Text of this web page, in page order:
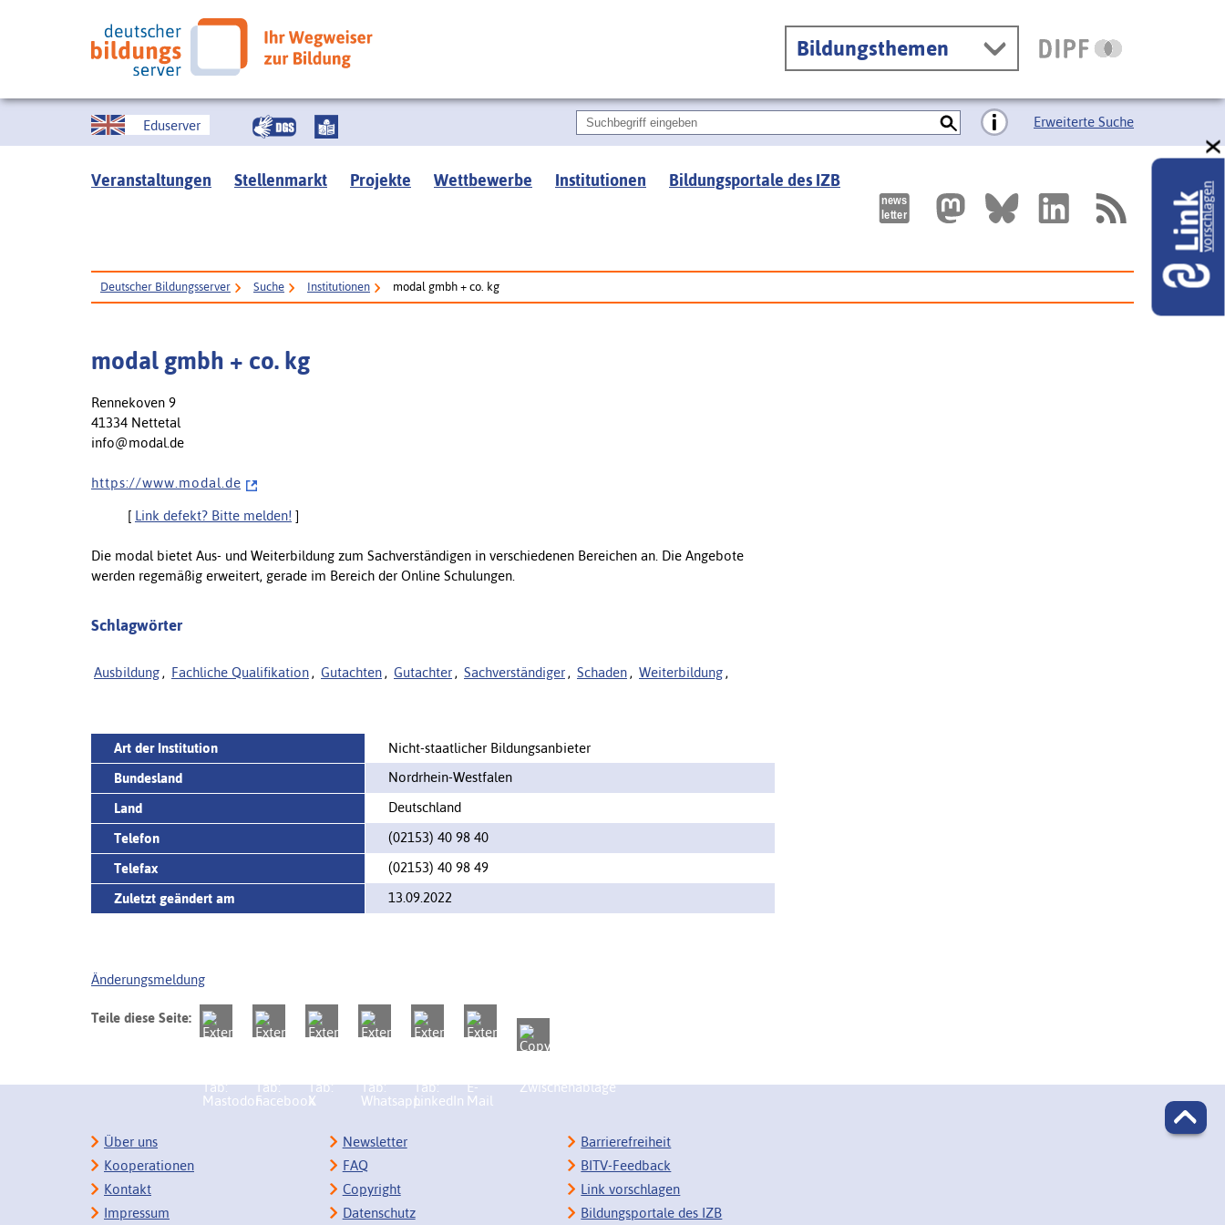
Bildungsthemen
Eduserver Erweiterte Suche
Veranstaltungen Stellenmarkt Projekte Wettbewerbe Institutionen Bildungsportale des IZB
Deutscher Bildungsserver Suche Institutionen modal gmbh + co. kg
modal gmbh + co. kg
Rennekoven 9
41334 Nettetal
info@modal.de
h t t p s : / / w w w . m o d a l . d e
[ Link defekt? Bitte melden! ]
Die modal bietet Aus- und Weiterbildung zum Sachverständigen in verschiedenen Bereichen an. Die Angebote
werden regemäßig erweitert, gerade im Bereich der Online Schulungen.
Schlagwörter
Ausbildung , Fachliche Qualifikation , Gutachten , Gutachter , Sachverständiger , Schaden , Weiterbildung ,
Art der Institution
Nicht-staatlicher Bildungsanbieter
Bundesland
Nordrhein-Westfalen
Land
Deutschland
Telefon
(02153) 40 98 40
Telefax
(02153) 40 98 49
Zuletzt geändert am
13.09.2022
Änderungsmeldung
Teile diese Seite:
Linkvorschlagen
Über uns
Kooperationen
Kontakt
Impressum
Newsletter
FAQ
Copyright
Datenschutz
Barrierefreiheit
BITV-Feedback
Link vorschlagen
Bildungsportale des IZB